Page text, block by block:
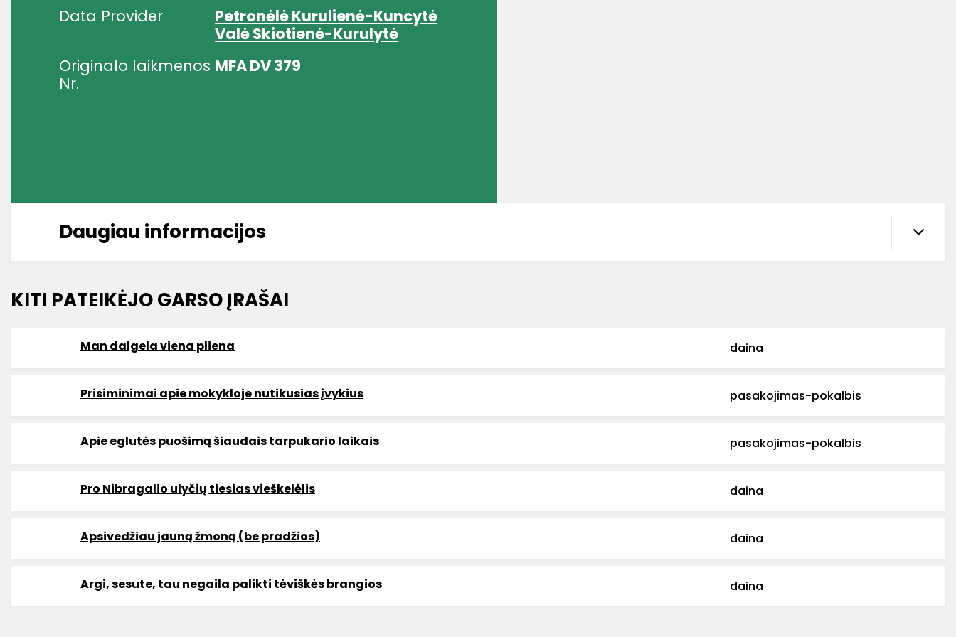
Data Provider
Petronėlė Kurulienė-Kuncytė
Valė Skiotienė-Kurulytė
Originalo laikmenos
Nr.
MFA DV 379
Daugiau informacijos
KITI PATEIKĖJO GARSO ĮRAŠAI
Man dalgela viena pliena daina
Prisiminimai apie mokykloje nutikusias įvykius pasakojimas-pokalbis
Apie eglutės puošimą šiaudais tarpukario laikais pasakojimas-pokalbis
Pro Nibragalio ulyčių tiesias vieškelėlis daina
Apsivedžiau jauną žmoną (be pradžios) daina
Argi, sesute, tau negaila palikti tėviškės brangios daina